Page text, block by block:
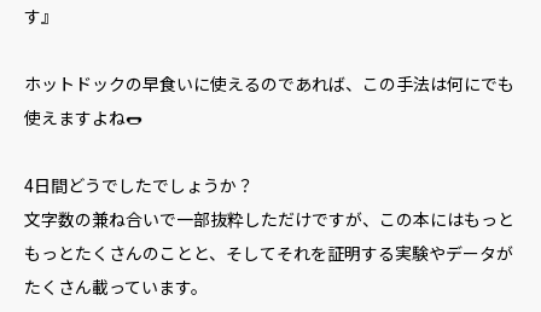
す』
ホットドックの早食いに使えるのであれば、この手法は何にでも
使えますよね🌭
4日間どうでしたでしょうか？
文字数の兼ね合いで一部抜粋しただけですが、この本にはもっと
もっとたくさんのことと、そしてそれを証明する実験やデータが
たくさん載っています。